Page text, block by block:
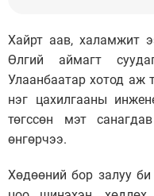
Хайрт аав, халамжит
Өлгий аймагт
Улаанбаатар хотод аж
нэг цахилгааны
төгссөн мэт
өнгөрчээ.
Хөдөөний бор залуу